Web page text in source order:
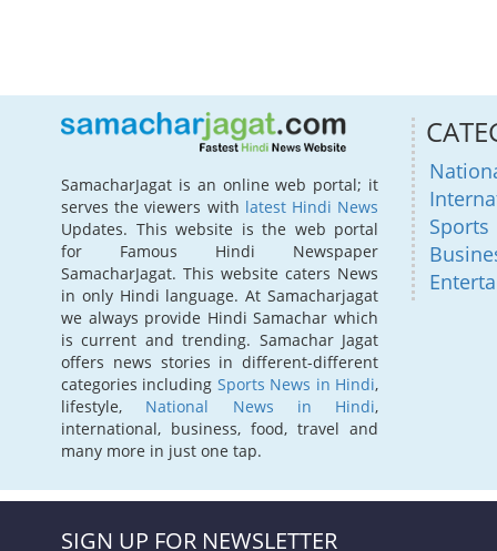
SamacharJagat is an online web portal; it
serves the viewers with latest Hindi News
Updates. This website is the web portal
for Famous Hindi Newspaper
SamacharJagat. This website caters News
in only Hindi language. At Samacharjagat
we always provide Hindi Samachar which
is current and trending. Samachar Jagat
offers news stories in different-different
categories including Sports News in Hindi,
lifestyle, National News in Hindi,
international, business, food, travel and
many more in just one tap.
Sports
SIGN UP FOR NEWSLETTER